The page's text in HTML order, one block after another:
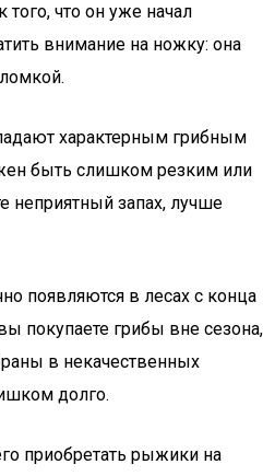
что он уже начал
внимание на ножку: она
характерным грибным
быть слишком резким или
неприятный запах, лучше
появляются в лесах с конца
покупаете грибы вне сезона,
в некачественных
долго.
приобретать рыжики на